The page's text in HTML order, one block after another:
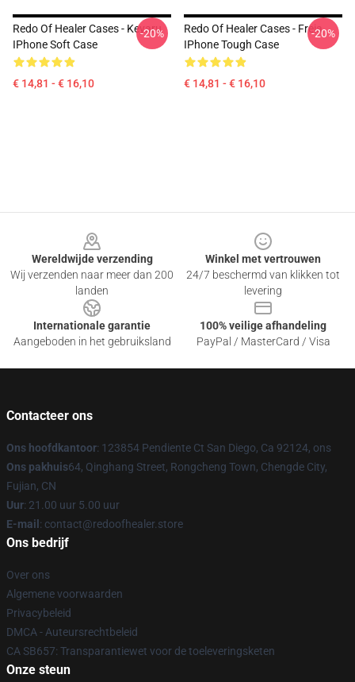
Redo Of Healer Cases - Keyaru
IPhone Soft Case
€ 14,81 - € 16,10
-20%
Redo Of Healer Cases - Freia
IPhone Tough Case
€ 14,81 - € 16,10
-20%
Wereldwijde verzending
Wij verzenden naar meer dan 200
landen
Winkel met vertrouwen
24/7 beschermd van klikken tot
levering
Internationale garantie
Aangeboden in het gebruiksland
100% veilige afhandeling
PayPal / MasterCard / Visa
Contacteer ons
Ons hoofdkantoor: 123854 Pendiente Ct San Diego, Ca 92124, ons
Ons pakhuis64, Qinghang Street, Rongcheng Town, Chengde City,
Fujian, CN
Uur: 21.00 uur 5.00 uur
E-mail : contact@redoofhealer.store
Ons bedrijf
Over ons
Algemene voorwaarden
Privacybeleid
DMCA - Auteursrechtbeleid
CA SB657: Transparantiewet voor de toeleveringsketen
Onze steun